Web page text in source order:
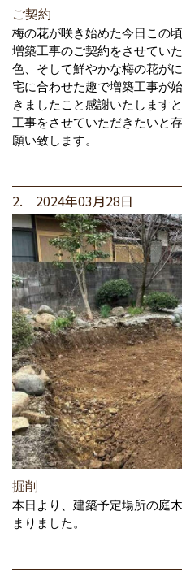
ご契約
梅の花が咲き始めた今日この
増築工事のご契約をさせてい
色、そして鮮やかな梅の花が
宅に合わせた趣で増築工事が
きましたこと感謝いたします
工事をさせていただきたいと
願い致します。
2. 2024年03月28日
掘削
本日より、建築予定場所の庭
まりました。